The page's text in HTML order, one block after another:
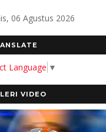
KAMI
06 Agustus 2026
Language ▼
VIDEO